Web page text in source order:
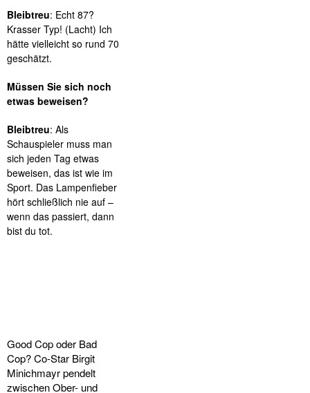
Bleibtreu: Echt 87?
Krasser Typ! (Lacht) Ich
hätte vielleicht so rund 70
geschätzt.
Müssen Sie sich noch
etwas beweisen?
Bleibtreu: Als
Schauspieler muss man
sich jeden Tag etwas
beweisen, das ist wie im
Sport. Das Lampenfieber
hört schließlich nie auf –
wenn das passiert, dann
bist du tot.
Good Cop oder Bad
Cop? Co-Star Birgit
Minichmayr pendelt
zwischen Ober- und